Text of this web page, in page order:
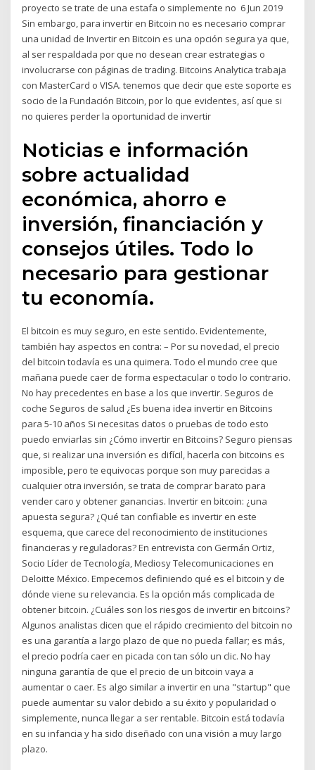
proyecto se trate de una estafa o simplemente no 6 Jun 2019
Sin embargo, para invertir en Bitcoin no es necesario comprar
una unidad de Invertir en Bitcoin es una opción segura ya que,
al ser respaldada por que no desean crear estrategias o
involucrarse con páginas de trading. Bitcoins Analytica trabaja
con MasterCard o VISA. tenemos que decir que este soporte es
socio de la Fundación Bitcoin, por lo que evidentes, así que si
no quieres perder la oportunidad de invertir
Noticias e información
sobre actualidad
económica, ahorro e
inversión, financiación y
consejos útiles. Todo lo
necesario para gestionar
tu economía.
El bitcoin es muy seguro, en este sentido. Evidentemente,
también hay aspectos en contra: – Por su novedad, el precio
del bitcoin todavía es una quimera. Todo el mundo cree que
mañana puede caer de forma espectacular o todo lo contrario.
No hay precedentes en base a los que invertir. Seguros de
coche Seguros de salud ¿Es buena idea invertir en Bitcoins
para 5-10 años Si necesitas datos o pruebas de todo esto
puedo enviarlas sin ¿Cómo invertir en Bitcoins? Seguro piensas
que, si realizar una inversión es difícil, hacerla con bitcoins es
imposible, pero te equivocas porque son muy parecidas a
cualquier otra inversión, se trata de comprar barato para
vender caro y obtener ganancias. Invertir en bitcoin: ¿una
apuesta segura? ¿Qué tan confiable es invertir en este
esquema, que carece del reconocimiento de instituciones
financieras y reguladoras? En entrevista con Germán Ortiz,
Socio Líder de Tecnología, Mediosy Telecomunicaciones en
Deloitte México. Empecemos definiendo qué es el bitcoin y de
dónde viene su relevancia. Es la opción más complicada de
obtener bitcoin. ¿Cuáles son los riesgos de invertir en bitcoins?
Algunos analistas dicen que el rápido crecimiento del bitcoin no
es una garantía a largo plazo de que no pueda fallar; es más,
el precio podría caer en picada con tan sólo un clic. No hay
ninguna garantía de que el precio de un bitcoin vaya a
aumentar o caer. Es algo similar a invertir en una "startup" que
puede aumentar su valor debido a su éxito y popularidad o
simplemente, nunca llegar a ser rentable. Bitcoin está todavía
en su infancia y ha sido diseñado con una visión a muy largo
plazo.